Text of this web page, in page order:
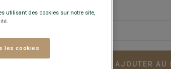
AJOUTER AU
utilisant des cookies sur notre site,
les cookies